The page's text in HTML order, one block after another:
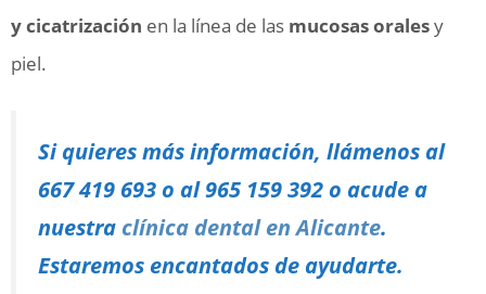
y cicatrización en la línea de las mucosas oralesy
piel.
Si quieres más información, llámenos al
667 419 693 o al 965 159 392 o acude a
nuestra clínica dental en Alicante.
Estaremos encantados de ayudarte.